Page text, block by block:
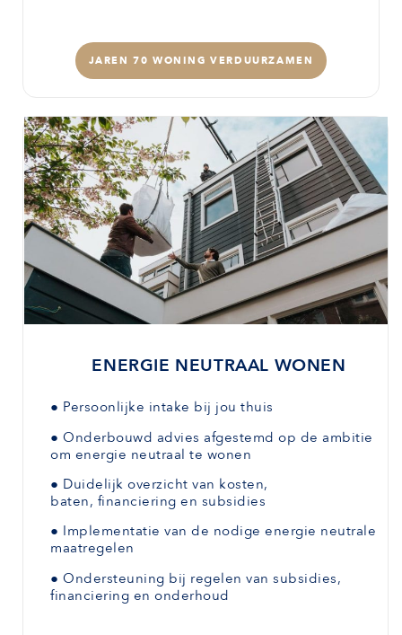
JAREN 70 WONING VERDUURZAMEN
ENERGIE NEUTRAAL WONEN
● Persoonlijke intake bij jou thuis
● Onderbouwd advies afgestemd op de ambitie
om energie neutraal te wonen
● Duidelijk overzicht van kosten,
baten, financiering en subsidies
● Implementatie van de nodige energie neutrale
maatregelen
● Ondersteuning bij regelen van subsidies,
financiering en onderhoud